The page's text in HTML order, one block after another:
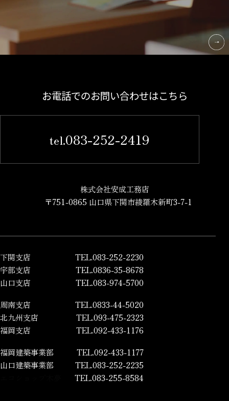
お電話でのお問い合わせはこちら
tel.083-252-2419
株式会社安成工務店
〒751-0865 山口県下関市綾羅木新町3-7-1
下関支店
TEL.083-252-2230
宇部支店
TEL.0836-35-8678
山口支店
TEL.083-974-5700
周南支店
TEL.0833-44-5020
北九州支店
TEL.093-475-2323
福岡支店
TEL.092-433-1176
福岡建築事業部
TEL.092-433-1177
山口建築事業部
TEL.083-252-2235
TEL.083-255-8584